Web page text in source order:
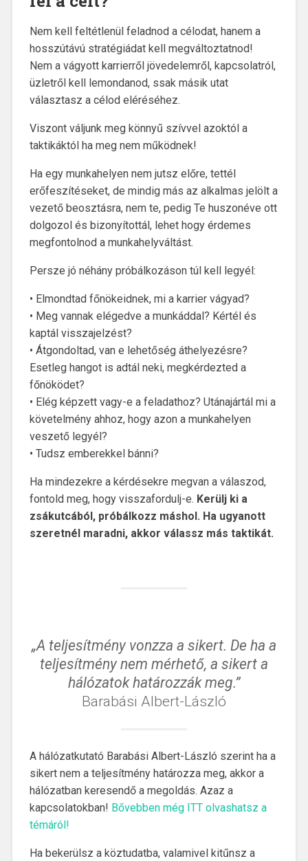
Nem kell feltétlenül feladnod a célodat, hanem a
hosszútávú stratégiádat kell megváltoztatnod!
Nem a vágyott karrierről jövedelemről, kapcsolatról,
üzletről kell lemondanod, ssak másik utat
választasz a célod eléréséhez.
Viszont váljunk meg könnyű szívvel azoktól a
taktikáktól ha meg nem működnek!
Ha egy munkahelyen nem jutsz előre, tettél
erőfeszítéseket, de mindig más az alkalmas jelölt a
vezető beosztásra, nem te, pedig Te huszonéve ott
dolgozol és bizonyítottál, lehet hogy érdemes
megfontolnod a munkahelyváltást.
Persze jó néhány próbálkozáson túl kell legyél:
• Elmondtad főnökeidnek, mi a karrier vágyad?
• Meg vannak elégedve a munkáddal? Kértél és
kaptál visszajelzést?
• Átgondoltad, van e lehetőség áthelyezésre?
Esetleg hangot is adtál neki, megkérdezted a
főnöködet?
• Elég képzett vagy-e a feladathoz? Utánajártál mi a
követelmény ahhoz, hogy azon a munkahelyen
veszető legyél?
• Tudsz emberekkel bánni?
Ha mindezekre a kérdésekre megvan a válaszod,
fontold meg, hogy visszafordulj-e. Kerülj ki a
zsákutcából, próbálkozz máshol. Ha ugyanott
szeretnél maradni, akkor válassz más taktikát.
„A teljesítmény vonzza a sikert. De ha a
teljesítmény nem mérhető, a sikert a
hálózatok határozzák meg.”
Barabási Albert-László
A hálózatkutató Barabási Albert-László szerint ha a
sikert nem a teljesítmény határozza meg, akkor a
hálózatban keresendő a megoldás. Azaz a
kapcsolatokban! Bővebben még ITT olvashatsz a
témáról!
Ha bekerülsz a köztudatba, valamivel kitűnsz a